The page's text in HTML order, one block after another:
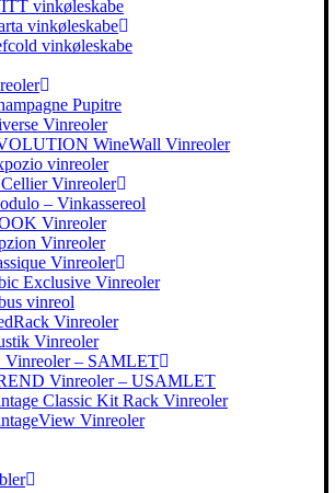
vinkøleskabe
vinkøleskabe
vinkøleskabe
Pupitre
Vinreoler
WineWall Vinreoler
vinreoler
Vinreoler
– Vinkassereol
Vinreoler
Vinreoler
Vinreoler
Exclusive Vinreoler
vinreol
Vinreoler
Vinreoler
– SAMLET
Vinreoler – USAMLET
Classic Kit Rack Vinreoler
Vinreoler